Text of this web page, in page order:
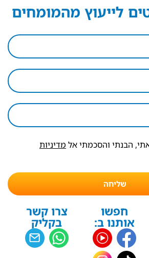
לייעוץ מהמומחים
הבנתי והסכמתי אל מדיניות
שליחה
חפשו
אותנו ב:
צרו קשר
בקליק